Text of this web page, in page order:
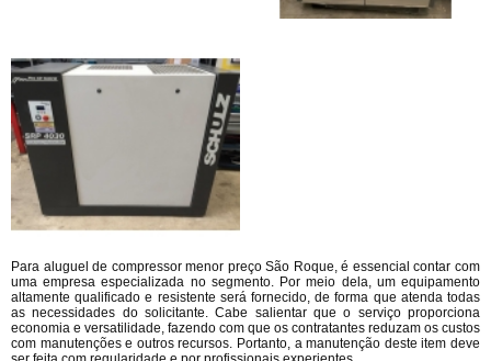
Para aluguel de compressor menor preço São Roque, é essencial contar com
uma empresa especializada no segmento. Por meio dela, um equipamento
altamente qualificado e resistente será fornecido, de forma que atenda todas
as necessidades do solicitante. Cabe salientar que o serviço proporciona
economia e versatilidade, fazendo com que os contratantes reduzam os custos
com manutenções e outros recursos. Portanto, a manutenção deste item deve